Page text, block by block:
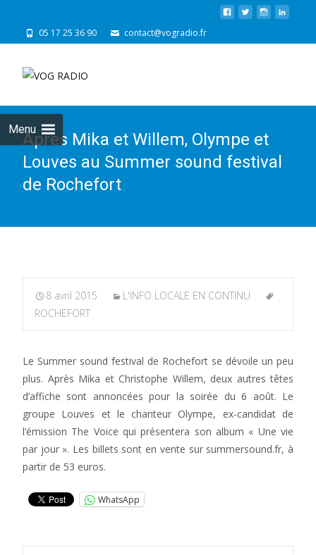
05 17 25 36 90 contact@vogradio.fr
Menu
Après Mika et Willem, Olympe et
Louves au Summer sound festival
de Rochefort
8 avril 2015
L'INFO LOCALE EN CONTINU
ROCHEFORT
Le Summer sound festival de Rochefort se dévoile un peu
plus. Après Mika et Christophe Willem, deux autres têtes
d’affiche sont annoncées pour la soirée du 6 août. Le
groupe Louves et le chanteur Olympe, ex-candidat de
l’émission The Voice qui présentera son album « Une vie
par jour ». Les billets sont en vente sur summersound.fr, à
partir de 53 euros.
WhatsApp